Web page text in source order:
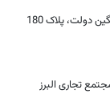
دولت، پلاک 180
تجاری البرز